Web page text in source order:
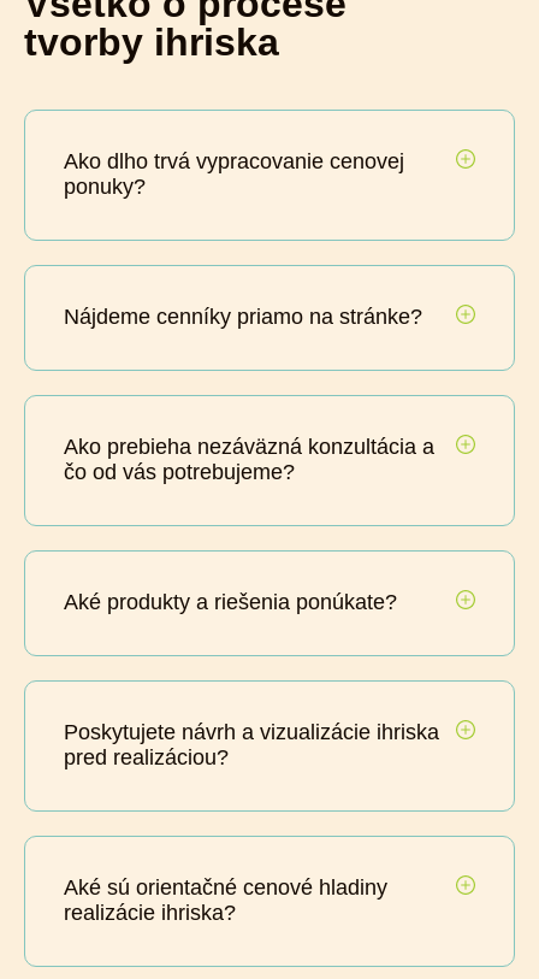
tvorby ihriska
Ako dlho trvá vypracovanie cenovej
ponuky?
Nájdeme cenníky priamo na stránke?
Ako prebieha nezáväzná konzultácia a
čo od vás potrebujeme?
Aké produkty a riešenia ponúkate?
Poskytujete návrh a vizualizácie ihriska
pred realizáciou?
Aké sú orientačné cenové hladiny
realizácie ihriska?